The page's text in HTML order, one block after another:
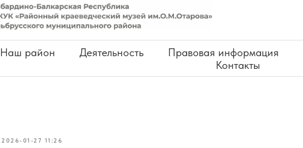
Наш район Деятельность Правовая информация
Контакты
2026-01-27 11:26